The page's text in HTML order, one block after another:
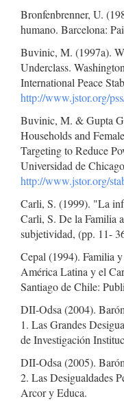
Bronfenbrenner, U.
humano. Barcelona:
Buvinic, M. (1997a).
Underclass.
International Peace
http://www.jstor.org/
Buvinic, M. & Gupta
Households and
Targeting to Reduce
Universidad de
http://www.jstor.org/
Carli, S. (1999). "La
Carli, S. De la Familia
subjetividad, (pp. 11-
Cepal (1994). Familia
América Latina y el
Santiago de Chile:
DII-Odsa (2004).
1. Las Grandes
de Investigación
DII-Odsa (2005).
2. Las Desigualdades
Arcor y Educa.